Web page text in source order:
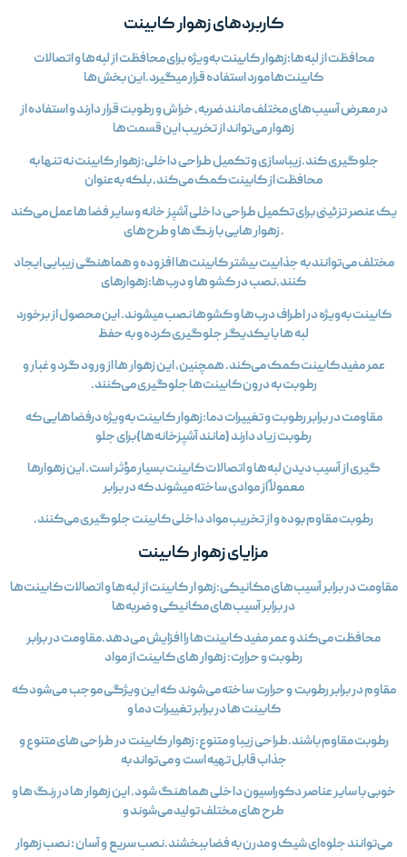
کاربردهای زهوار کابینت
محافظت از لبه‌ها:زهوار کابینت به‌ویژه برای محافظت از لبه‌ها و اتصالات
کابینت‌ها مورد استفاده قرار میگیرد.این بخش‌ها
در معرض آسیب‌های مختلف مانند ضربه، خراش و رطوبت قرار دارند و استفاده از
زهوار می‌تواند از تخریب این قسمت‌ها
جلوگیری کند.زیباسازی و تکمیل طراحی داخلی:زهوار کابینت نه تنها به
محافظت از کابینت کمک می‌کند، بلکه به‌عنوان
یک عنصر تزئینی برای تکمیل طراحی داخلی آشپز خانه و سایر فضا ها عمل می‌کند
. زهوار هایی با رنگ‌ ها و طرح‌های
مختلف می‌توانند به جذابیت بیشتر کابینت‌ها افزوده و هماهنگی زیبایی ایجاد
کنند.نصب در کشو ها و درب‌ها:زهوارهای
کابینت به‌ویژه در اطراف درب‌ها و کشوها نصب میشوند. این محصول از برخورد
لبه‌ ها با یکدیگر جلوگیری کرده و به حفظ
عمر مفید کابینت کمک می‌کند. همچنین، این زهوار ها از ورود گرد و غبار و
رطوبت به درون کابینت‌ها جلوگیری می‌کنند.
مقاومت در برابر رطوبت و تغییرات دما:زهوار کابینت به‌ویژه درفضاهایی که
رطوبت زیاد دارند (مانند آشپزخانه‌ها)برای جلو
گیری از آسیب دیدن لبه‌ها و اتصالات کابینت بسیار مؤثر است. این زهوارها
معمولاً از موادی ساخته میشوند که در برابر
رطوبت مقاوم بوده و از تخریب مواد داخلی کابینت جلوگیری می‌کنند.
مزایای زهوار کابینت
در برابر آسیب‌های مکانیکی:زهو ار کابینت از لبه‌ها و اتصالات کابینت‌ها
در برابر آسیب‌های مکانیکی و ضربه‌ها
محافظت می‌کند و عمر مفید کابینت‌ها را افزایش می‌دهد.مقاومت در برابر
رطوبت و حرارت: زهوار های کابینت از مواد
مقاوم در برابر رطوبت و حرارت ساخته می‌شوند که این ویژگی موجب می‌شود که
کابینت‌ ها در برابر تغییرات دما و
رطوبت مقاوم باشند.طراحی زیبا و متنوع: زهوار کابینت در طراحی‌ های متنوع و
جذاب قابل تهیه است و می‌تواند به‌
خوبی با سایر عناصر دکوراسیون داخلی هماهنگ شود. این زهوار ها در رنگ‌ ها و
طرح‌ های مختلف تولید می‌شوند و
می‌توانند جلوه‌ای شیک و مدرن به فضا ببخشند.نصب سریع و آسان : نصب زهوار